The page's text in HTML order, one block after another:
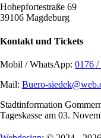
Hohepfortestraße 69
39106 Magdeburg
Kontakt und Tickets
Mobil / WhatsApp: 0176 /
Mail: Buero-
Stadtinformation
Tageskasse am 03.